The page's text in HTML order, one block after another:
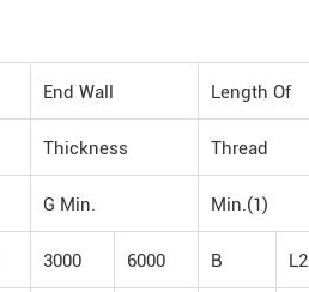
End Wall Length Of
Thickness Thread
G Min. Min.(1)
3000 6000 B L2